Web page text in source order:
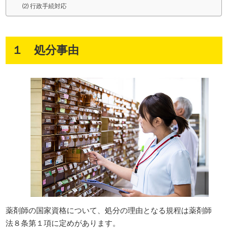
⑵ 行政手続対応
１ 処分事由
薬剤師の国家資格について、処分の理由となる規程は薬剤師
法８条第１項に定めがあります。